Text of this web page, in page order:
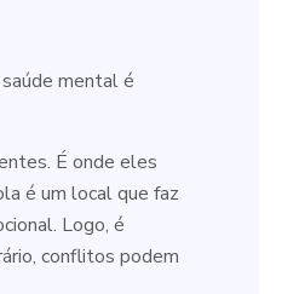
mental é
É onde eles
é um local que faz
Logo, é
conflitos podem